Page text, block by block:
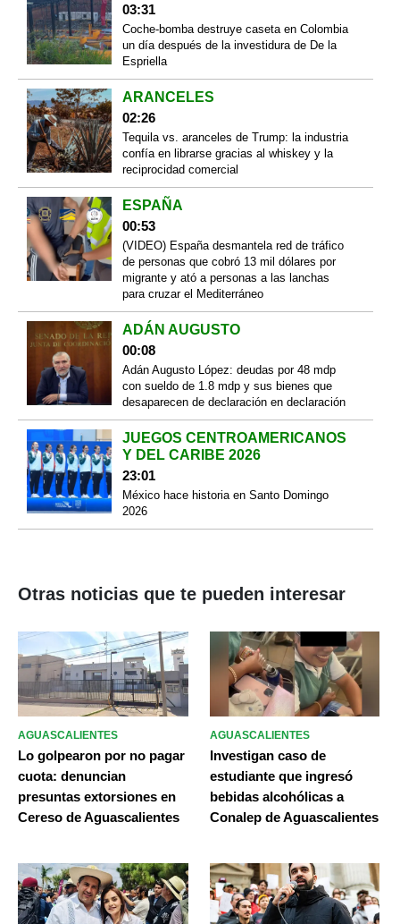
03:31
Coche-bomba destruye caseta en Colombia
un día después de la investidura de De la
Espriella
ARANCELES
02:26
Tequila vs. aranceles de Trump: la industria
confía en librarse gracias al whiskey y la
reciprocidad comercial
ESPAÑA
00:53
(VIDEO) España desmantela red de tráfico
de personas que cobró 13 mil dólares por
migrante y ató a personas a las lanchas
para cruzar el Mediterráneo
ADÁN AUGUSTO
00:08
Adán Augusto López: deudas por 48 mdp
con sueldo de 1.8 mdp y sus bienes que
desaparecen de declaración en declaración
JUEGOS CENTROAMERICANOS
Y DEL CARIBE 2026
23:01
México hace historia en Santo Domingo
2026
Otras noticias que te pueden interesar
AGUASCALIENTES
Lo golpearon por no pagar
cuota: denuncian
presuntas extorsiones en
Cereso de Aguascalientes
AGUASCALIENTES
Investigan caso de
estudiante que ingresó
bebidas alcohólicas a
Conalep de Aguascalientes